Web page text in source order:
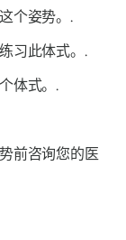
个姿势。.
习此体式。.
体式。.
前咨询您的医